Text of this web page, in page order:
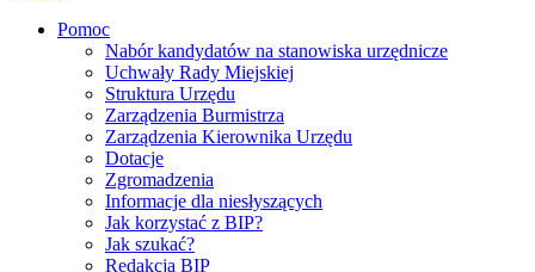
Pomoc
Nabór kandydatów na stanowiska urzędnicze
Uchwały Rady Miejskiej
Struktura Urzędu
Zarządzenia Burmistrza
Zarządzenia Kierownika Urzędu
Dotacje
Zgromadzenia
Informacje dla niesłyszących
Jak korzystać z BIP?
Jak szukać?
Redakcja BIP